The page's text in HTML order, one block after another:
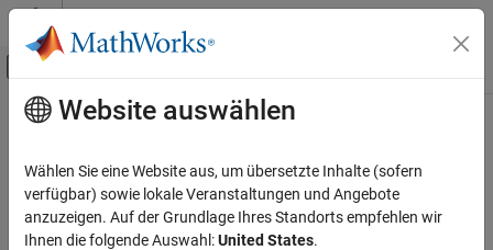
Weiter zum Inhalt
Umschaltung für Off-Canvas-
Startseite der Dokumentation
Hauptinhalt
How useful was this information?
Website auswählen
Wählen Sie eine Website aus, um übersetzte Inhalte (sofern
verfügbar) sowie lokale Veranstaltungen und Angebote
anzuzeigen. Auf der Grundlage Ihres Standorts empfehlen wir
Ihnen die folgende Auswahl:United States.